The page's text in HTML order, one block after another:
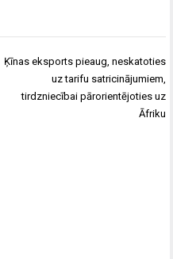
Ķīnas eksports pieaug, neskatoties
uz tarifu satricinājumiem,
tirdzniecībai pārorientējoties uz
Āfriku